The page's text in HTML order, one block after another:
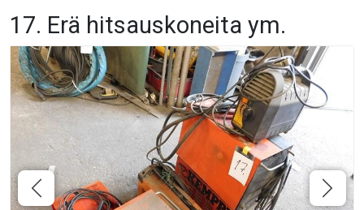
17. Erä hitsauskoneita ym.